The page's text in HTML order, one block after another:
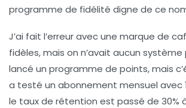
programme de fidélité digne de ce
J’ai fait l’erreur avec une marque de
fidèles, mais on n’avait aucun
lancé un programme de points, mais
a testé un abonnement mensuel avec
le taux de rétention est passé de 30%